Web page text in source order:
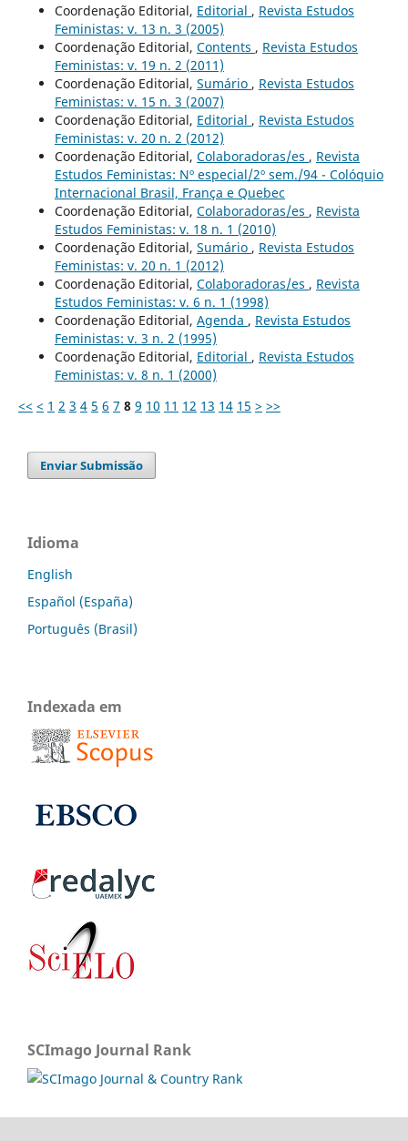
Coordenação Editorial, Editorial , Revista Estudos
Feministas: v. 13 n. 3 (2005)
Coordenação Editorial, Contents , Revista Estudos
Feministas: v. 19 n. 2 (2011)
Coordenação Editorial, Sumário , Revista Estudos
Feministas: v. 15 n. 3 (2007)
Coordenação Editorial, Editorial , Revista Estudos
Feministas: v. 20 n. 2 (2012)
Coordenação Editorial, Colaboradoras/es , Revista
Estudos Feministas: Nº especial/2º sem./94 - Colóquio
Internacional Brasil, França e Quebec
Coordenação Editorial, Colaboradoras/es , Revista
Estudos Feministas: v. 18 n. 1 (2010)
Coordenação Editorial, Sumário , Revista Estudos
Feministas: v. 20 n. 1 (2012)
Coordenação Editorial, Colaboradoras/es , Revista
Estudos Feministas: v. 6 n. 1 (1998)
Coordenação Editorial, Agenda , Revista Estudos
Feministas: v. 3 n. 2 (1995)
Coordenação Editorial, Editorial , Revista Estudos
Feministas: v. 8 n. 1 (2000)
<< < 1 2 3 4 5 6 7 8 9 10 11 12 13 14 15 > >>
Enviar Submissão
Idioma
English
Español (España)
Português (Brasil)
Indexada em
SCImago Journal Rank